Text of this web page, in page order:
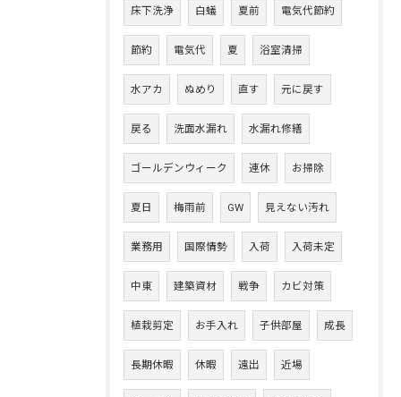
床下洗浄 白蟻 夏前 電気代節約
節約 電気代 夏 浴室清掃
水アカ ぬめり 直す 元に戻す
戻る 洗面水漏れ 水漏れ修繕
ゴールデンウィーク 連休 お掃除
夏日 梅雨前 GW 見えない汚れ
業務用 国際情勢 入荷 入荷未定
中東 建築資材 戦争 カビ対策
植栽剪定 お手入れ 子供部屋 成長
長期休暇 休暇 遠出 近場